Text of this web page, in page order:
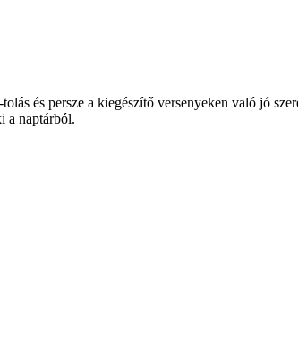
és persze a kiegészítő versenyeken való jó
a naptárból.